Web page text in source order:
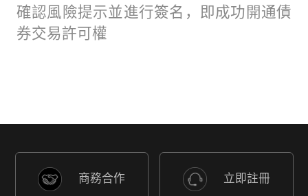
確認風險提示並進行簽名，即成功開通債
券交易許可權
商務合作 立即註冊